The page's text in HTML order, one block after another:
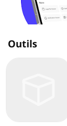
Outils